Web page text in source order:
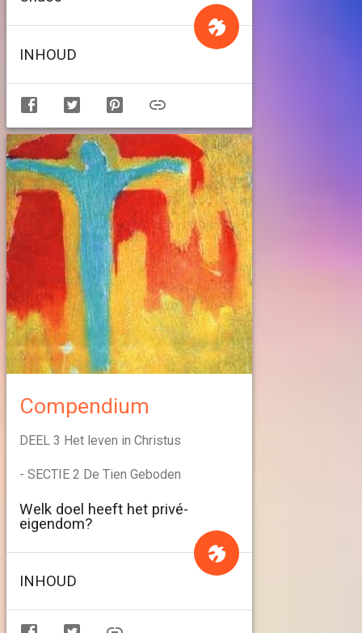
INHOUD
Compendium
DEEL 3 Het leven in Christus
- SECTIE 2 De Tien Geboden
Welk doel heeft het privé-
eigendom?
INHOUD